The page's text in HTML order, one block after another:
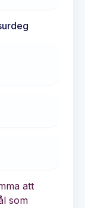
att
som